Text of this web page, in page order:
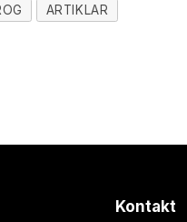
ARTIKLAR
Kontakt